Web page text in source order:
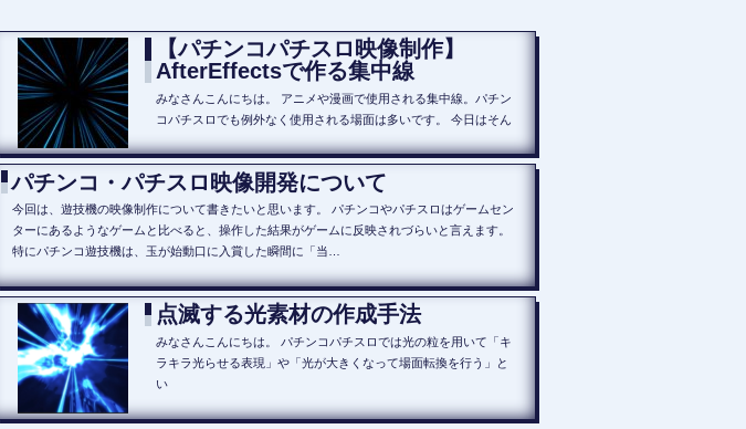
【パチンコパチスロ映像制作】
AfterEffectsで作る集中線
みなさんこんにちは。 アニメや漫画で使用される集中線。パチン
コパチスロでも例外なく使用される場面は多いです。 今日はそん
パチンコ・パチスロ映像開発について
今回は、遊技機の映像制作について書きたいと思います。 パチンコやパチスロはゲームセン
ターにあるようなゲームと比べると、操作した結果がゲームに反映されづらいと言えます。
特にパチンコ遊技機は、玉が始動口に入賞した瞬間に「当…
点滅する光素材の作成手法
みなさんこんにちは。 パチンコパチスロでは光の粒を用いて「キ
ラキラ光らせる表現」や「光が大きくなって場面転換を行う」と
い